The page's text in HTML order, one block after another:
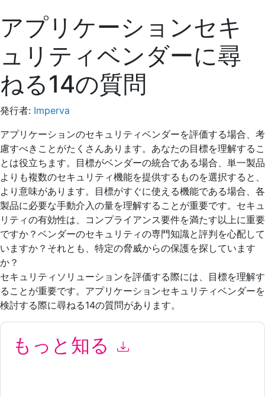
アプリケーションセキ
ュリティベンダーに尋
ねる14の質問
発行者: Imperva
アプリケーションのセキュリティベンダーを評価する場合、考
慮すべきことがたくさんあります。あなたの目標を理解するこ
とは役立ちます。目標がベンダーの統合である場合、単一製品
よりも複数のセキュリティ機能を提供するものを選択すると、
より意味があります。目標がすぐに使える機能である場合、各
製品に必要な手動介入の量を理解することが重要です。セキュ
リティの有効性は、コンプライアンス要件を満たす以上に重要
ですか？ベンダーのセキュリティの専門知識と評判を心配して
いますか？それとも、特定の脅威からの保護を探しています
か？
セキュリティソリューションを評価する際には、目標を理解す
ることが重要です。アプリケーションセキュリティベンダーを
検討する際に尋ねる14の質問があります。
もっと知る